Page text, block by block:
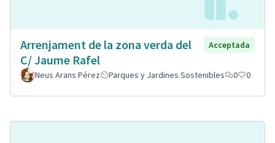
Arrenjament de la zona verda del
C/ Jaume Rafel
Acceptada
Neus Arans Pérez Parques y Jardines Sostenibles 0 0